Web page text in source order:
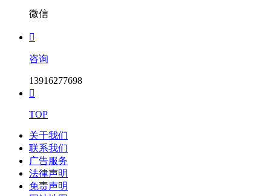
微信

咨询
13916277698

TOP
关于我们
联系我们
广告服务
法律声明
免责声明